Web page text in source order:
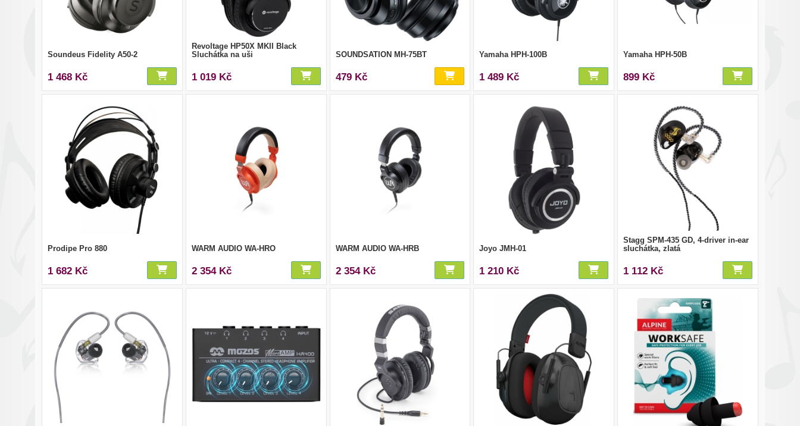
Soundeus Fidelity A50-2
1 468 Kč
Revoltage HP50X MKII Black
Sluchátka na uši
1 019 Kč
SOUNDSATION MH-75BT
479 Kč
Yamaha HPH-100B
1 489 Kč
Yamaha HPH-50B
899 Kč
Prodipe Pro 880
1 682 Kč
WARM AUDIO WA-HRO
2 354 Kč
WARM AUDIO WA-HRB
2 354 Kč
Joyo JMH-01
1 210 Kč
Stagg SPM-435 GD, 4-driver in-ear
sluchátka, zlatá
1 112 Kč